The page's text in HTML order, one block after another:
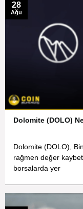
Dolomite (DOLO)
Dolomite (DOLO),
rağmen değer
borsalarda yer
28
Ağu